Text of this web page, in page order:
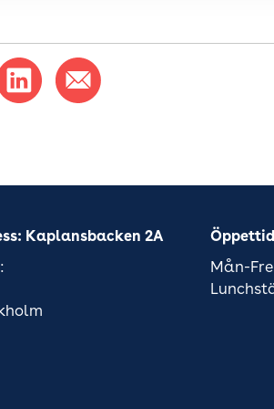
Kaplansbacken 2A
Mån-